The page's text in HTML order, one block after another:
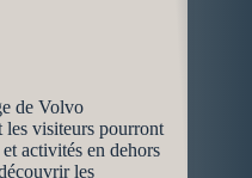
de Volvo
visiteurs pourront
activités en dehors
les